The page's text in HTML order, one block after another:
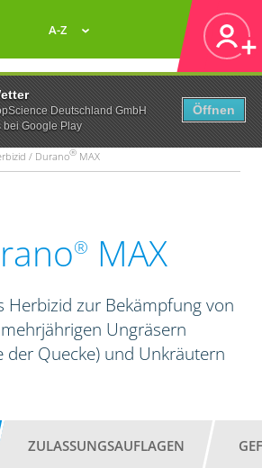
Deutschland GmbH
bei Google Play
Öffnen
A-Z
/ Durano® MAX
® MAX
Herbizid zur Bekämpfung von
Ungräsern
der Quecke) und Unkräutern
ZULASSUNGSAUFLAGEN